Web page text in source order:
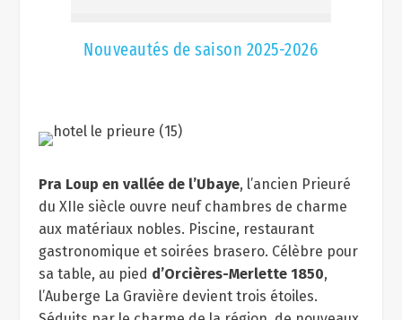
Nouveautés de saison 2025-2026
Pra Loup en vallée de l’Ubaye, l’ancien Prieuré
du XIIe siècle ouvre neuf chambres de charme
aux matériaux nobles. Piscine, restaurant
gastronomique et soirées brasero. Célèbre pour
sa table, au pied d’Orcières-Merlette 1850,
l’Auberge La Gravière devient trois étoiles.